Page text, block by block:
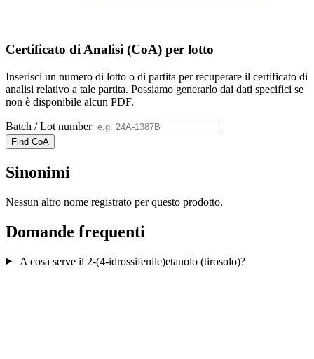
Certificato di Analisi (CoA) per lotto
Inserisci un numero di lotto o di partita per recuperare il certificato di
analisi relativo a tale partita. Possiamo generarlo dai dati specifici se
non è disponibile alcun PDF.
Batch / Lot number
Find CoA
Sinonimi
Nessun altro nome registrato per questo prodotto.
Domande frequenti
A cosa serve il 2-(4-idrossifenile)etanolo (tirosolo)?